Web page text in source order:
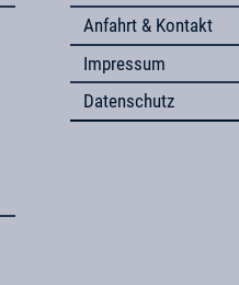
Anfahrt & Kontakt
Impressum
Datenschutz